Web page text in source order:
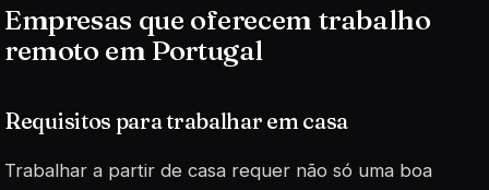
Empresas que oferecem trabalho
remoto em Portugal
Requisitos para trabalhar em casa
Trabalhar a partir de casa requer não só uma boa